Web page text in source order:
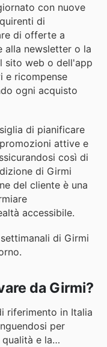
con nuove
di
di offerte a
alla newsletter o la
sito web o dell'app
e ricompense
ogni acquisto
di pianificare
attive e
così di
di Girmi
del cliente è una
accessibile.
di Girmi
da Girmi?
riferimento in Italia
per
e la